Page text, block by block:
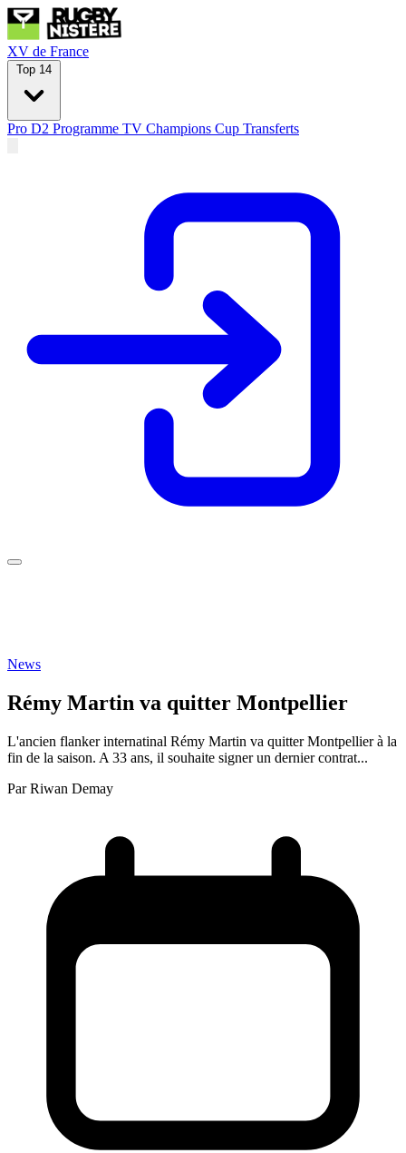
XV de France
Top 14
Pro D2 Programme TV Champions Cup Transferts
News
Rémy Martin va quitter Montpellier
L'ancien flanker internatinal Rémy Martin va quitter Montpellier à la
fin de la saison. A 33 ans, il souhaite signer un dernier contrat...
Par Riwan Demay